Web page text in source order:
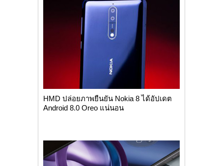
HMD ปล่อยภาพยืนยัน Nokia 8 ได้อัปเดต
Android 8.0 Oreo แน่นอน